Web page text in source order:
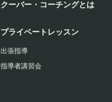
クーバー・コーチングとは
プライベートレッスン
出張指導
指導者講習会